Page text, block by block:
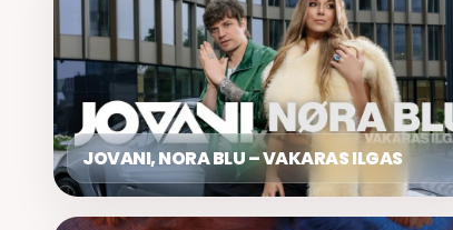
JOVANI, NORA BLU – VAKARAS ILGAS